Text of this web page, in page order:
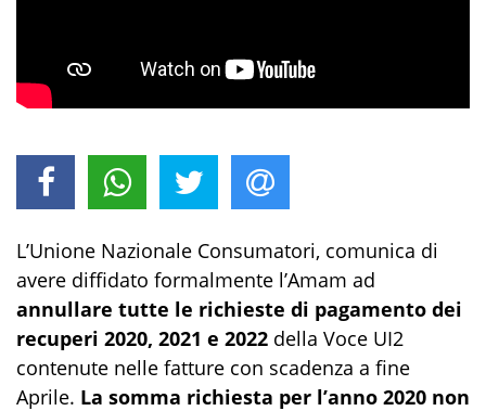
L’Unione Nazionale Consumatori, comunica di
avere diffidato formalmente l’Amam ad
annullare tutte le richieste di pagamento dei
recuperi 2020, 2021 e 2022 della Voce UI2
contenute nelle fatture con scadenza a fine
Aprile. La somma richiesta per l’anno 2020 non